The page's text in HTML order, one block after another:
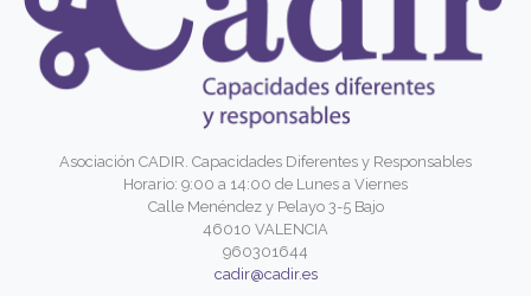
Asociación CADIR. Capacidades Diferentes y Responsables
Horario: 9:00 a 14:00 de Lunes a Viernes
Calle Menéndez y Pelayo 3-5 Bajo
46010 VALENCIA
960301644
cadir@cadir.es